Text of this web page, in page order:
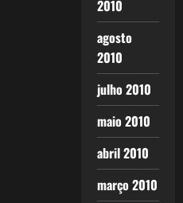
2010
agosto
2010
julho 2010
maio 2010
abril 2010
março 2010